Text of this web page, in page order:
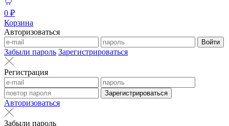
0 ₽
Корзина
Авторизоваться
Войти
Забыли пароль Зарегистрироваться
Регистрация
Зарегистрироваться
Авторизоваться
Забыли пароль